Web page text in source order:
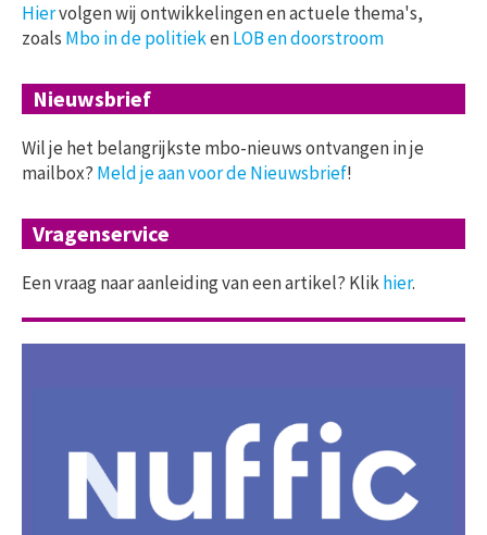
Hiervolgen wij ontwikkelingen en actuele thema's,
zoals Mbo in de politiekenLOB en doorstroom
Nieuwsbrief
Wil je het belangrijkste mbo-nieuws ontvangen in je
mailbox? Meld je aan voor de Nieuwsbrief!
Vragenservice
Een vraag naar aanleiding van een artikel? Klikhier.